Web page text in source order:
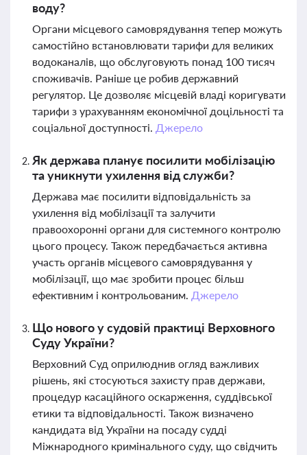
воду?
Органи місцевого самоврядування тепер можуть
самостійно встановлювати тарифи для великих
водоканалів, що обслуговують понад 100 тисяч
споживачів. Раніше це робив державний
регулятор. Це дозволяє місцевій владі коригувати
тарифи з урахуванням економічної доцільності та
соціальної доступності. Джерело
Як держава планує посилити мобілізацію
та уникнути ухилення від служби?
Держава має посилити відповідальність за
ухилення від мобілізації та залучити
правоохоронні органи для системного контролю
цього процесу. Також передбачається активна
участь органів місцевого самоврядування у
мобілізації, що має зробити процес більш
ефективним і контрольованим. Джерело
Що нового у судовій практиці Верховного
Суду України?
Верховний Суд оприлюднив огляд важливих
рішень, які стосуються захисту прав держави,
процедур касаційного оскарження, суддівської
етики та відповідальності. Також визначено
кандидата від України на посаду судді
Міжнародного кримінального суду, що свідчить